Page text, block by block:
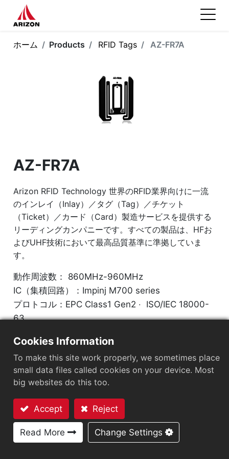
ホーム Products RFID Tags AZ-FR7A
AZ-FR7A
Arizon RFID Technology 世界のRFID業界向けに一流
のインレイ（Inlay）／タグ（Tag）／チケット
（Ticket）／カード（Card）製造サービスを提供する
リーディングカンパニーです。すべての製品は、HFお
よびUHF技術において最高品質基準に準拠していま
す。
動作周波数： 860MHz-960MHz
IC（集積回路）： Impinj M700 series
プロトコル：EPC Class1 Gen2 ‧ ISO/IEC 18000-
63
市場セグメント
チップ：Impinj M700 Series
アンテナサイズ（mm） ：32x32
EPCメモリ：128 bits/96 bits
User Memory 0/32 bits
お問い合わせ
Cookies Information
To make this site work properly, we sometimes place
small data files called cookies on your device. Most
big websites do this too.
Accept Reject
Read More Change Settings